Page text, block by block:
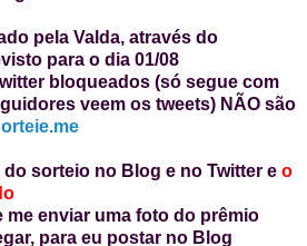
pela Valda, através do
para o dia 01/08
bloqueados (só segue com
veem os tweets) NÃO são
sorteio no Blog e no Twitter e o
me enviar uma foto do prêmio
para eu postar no Blog